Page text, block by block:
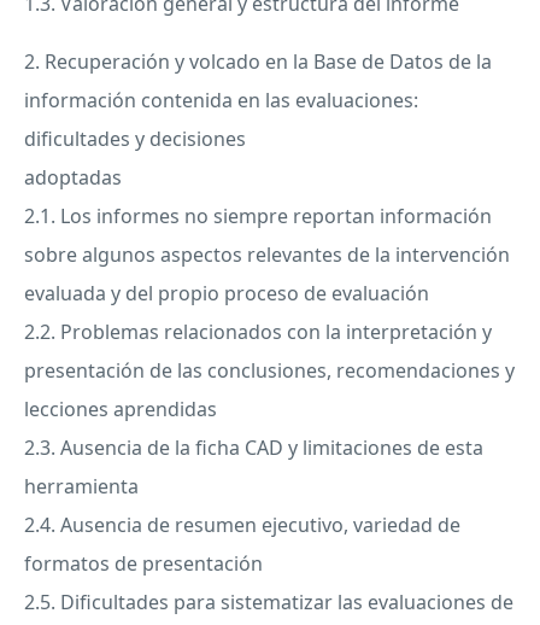
2. Recuperación y volcado en la Base de Datos de la
información contenida en las evaluaciones:
dificultades y decisiones
adoptadas
2.1. Los informes no siempre reportan información
sobre algunos aspectos relevantes de la intervención
evaluada y del propio proceso de evaluación
2.2. Problemas relacionados con la interpretación y
presentación de las conclusiones, recomendaciones y
lecciones aprendidas
2.3. Ausencia de la ficha CAD y limitaciones de esta
herramienta
2.4. Ausencia de resumen ejecutivo, variedad de
formatos de presentación
2.5. Dificultades para sistematizar las evaluaciones de